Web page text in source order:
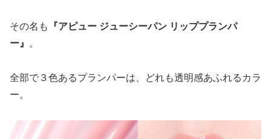
その名も
『アピュー ジューシーパン リッププランパ
ー』
。
全部で３色あるプランパーは、どれも透明感あふれるカラ
ー。